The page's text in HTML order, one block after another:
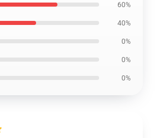
60%
40%
0%
0%
0%